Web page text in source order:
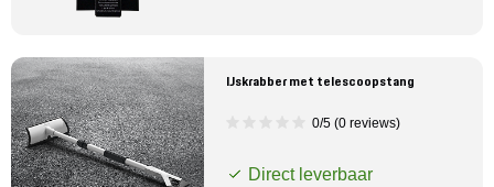
IJskrabber met telescoopstang
0/5 (0 reviews)
Direct leverbaar